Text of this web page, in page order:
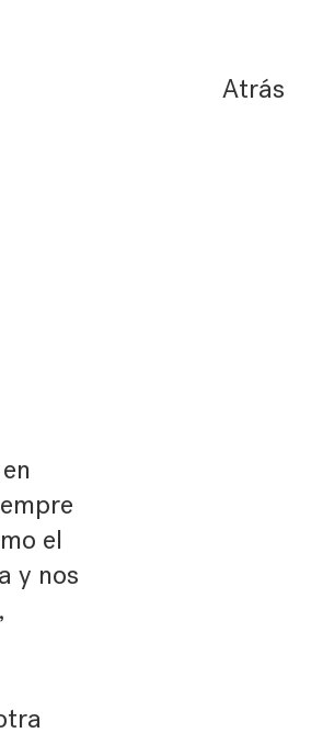
Atrás
el
y nos